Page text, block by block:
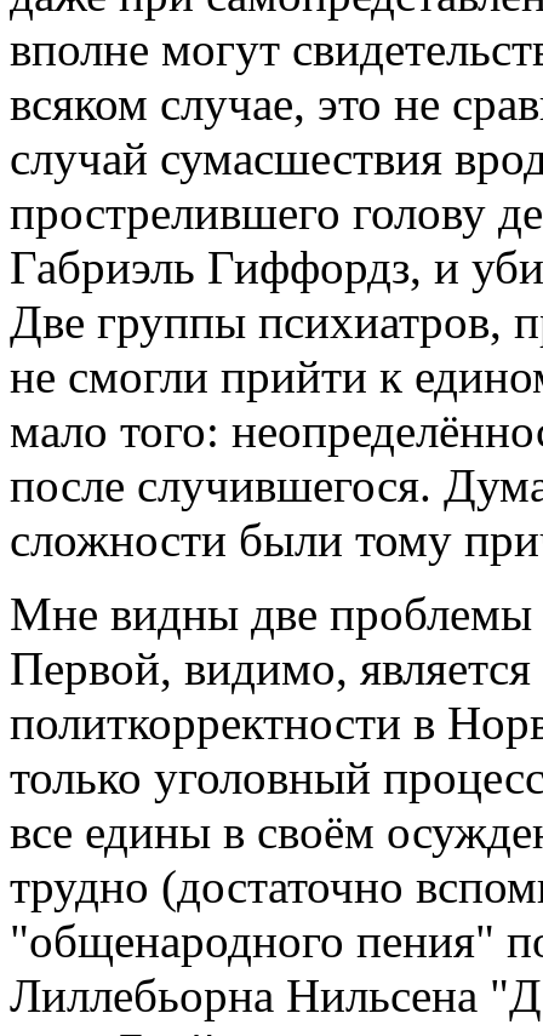
вполне могут
всяком случае, это не
случай сумасшествия
прострелившего голову
Габриэль Гиффордз, и
Две группы психиатров,
не смогли прийти к
мало того:
после случившегося.
сложности были тому
Мне видны две проблемы
Первой, видимо,
политкорректности в
только уголовный
все едины в своём
трудно (достаточно
"общенародного пения"
Лиллебьорна Нильсена